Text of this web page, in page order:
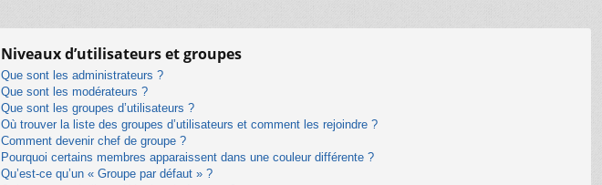
on ist
Niveaux d’utilisateurs et groupes
Que sont les administrateurs ?
Que sont les modérateurs ?
Que sont les groupes d’utilisateurs ?
Où trouver la liste des groupes d’utilisateurs et comment les rejoindre ?
Comment devenir chef de groupe ?
Pourquoi certains membres apparaissent dans une couleur différente ?
Qu’est-ce qu’un « Groupe par défaut » ?